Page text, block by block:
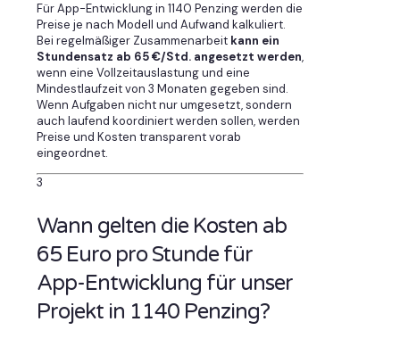
Für App-Entwicklung in 1140 Penzing werden die
Preise je nach Modell und Aufwand kalkuliert.
Bei regelmäßiger Zusammenarbeit kann ein
Stundensatz ab 65 €/Std. angesetzt werden,
wenn eine Vollzeitauslastung und eine
Mindestlaufzeit von 3 Monaten gegeben sind.
Wenn Aufgaben nicht nur umgesetzt, sondern
auch laufend koordiniert werden sollen, werden
Preise und Kosten transparent vorab
eingeordnet.
3
Wann gelten die Kosten ab
65 Euro pro Stunde für
App-Entwicklung für unser
Projekt in 1140 Penzing?